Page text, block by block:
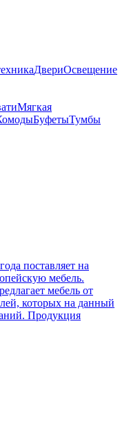
ДвериОсвещение
Мягкая
БуфетыТумбы